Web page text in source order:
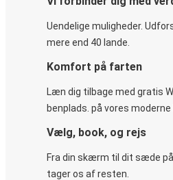
Uendelige muligheder.
mere end 40 lande.
Komfort på farten
Læn dig tilbage med gratis
benplads. på vores moderne
Vælg, book, og rejs
Fra din skærm til dit sæde
tager os af resten.